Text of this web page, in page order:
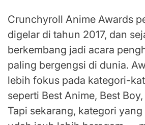
Crunchyroll Anime Awards
digelar di tahun 2017, dan
berkembang jadi acara
paling bergengsi di dunia.
lebih fokus pada kategori-
seperti Best Anime, Best
Tapi sekarang, kategori